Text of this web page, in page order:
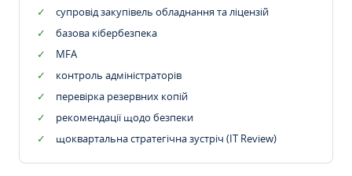
супровід закупівель обладнання та ліцензій
базова кібербезпека
MFA
контроль адміністраторів
перевірка резервних копій
рекомендації щодо безпеки
щоквартальна стратегічна зустріч (IT Review)